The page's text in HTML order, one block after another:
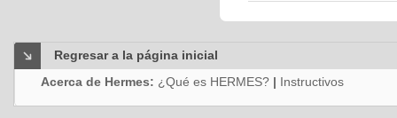
Regresar a la página inicial
Acerca de Hermes: ¿Qué es HERMES? | Instructivos